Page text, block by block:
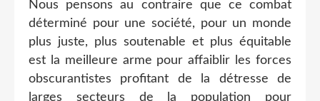
Nous pensons au contraire que ce combat
déterminé pour une société, pour un monde
plus juste, plus soutenable et plus équitable
est la meilleure arme pour affaiblir les forces
obscurantistes profitant de la détresse de
larges secteurs de la population pour